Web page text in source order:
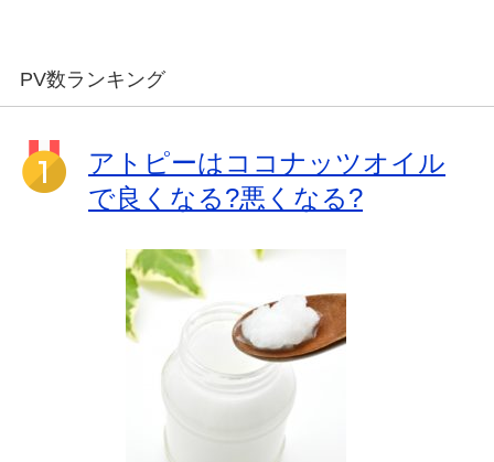
PV数ランキング
アトピーはココナッツオイル
で良くなる?悪くなる?